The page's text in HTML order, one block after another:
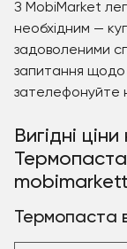
З MobiMarket
необхідним —
задоволеними
запитання щодо
зателефонуйте
Вигідні
Термопаста
Термопаста